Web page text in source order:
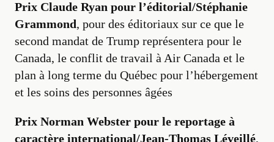
Prix Claude Ryan pour l’éditorial/Stéphanie
Grammond, pour des éditoriaux sur ce que le
second mandat de Trump représentera pour le
Canada, le conflit de travail à Air Canada et le
plan à long terme du Québec pour l’hébergement
et les soins des personnes âgées
Prix Norman Webster pour le reportage à
caractère international/Jean-Thomas Léveillé,